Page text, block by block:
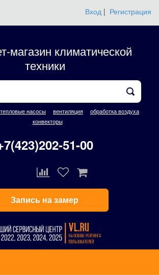
Вход | Регистрация
магазин климатической
техники
тепловые насосы вентиляция
обработка воздуха
конвекторы
51-00
Запись на замер